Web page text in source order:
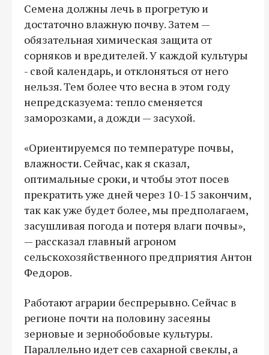
Семена должны лечь в прогретую и
достаточно влажную почву. Затем —
обязательная химическая защита от
сорняков и вредителей. У каждой культуры
- свой календарь, и отклоняться от него
нельзя. Тем более что весна в этом году
непредсказуема: тепло сменяется
заморозками, а дожди — засухой.
«Ориентируемся по температуре почвы,
влажности. Сейчас, как я сказал,
оптимальные сроки, и чтобы этот посев
прекратить уже дней через 10-15 закончим,
так как уже будет более, мы предполагаем,
засушливая погода и потеря влаги почвы»,
— рассказал главный агроном
сельскохозяйственного предприятия Антон
Федоров.
Работают аграрии беспрерывно. Сейчас в
регионе почти на половину засеяны
зерновые и зернобобовые культуры.
Параллельно идет сев сахарной свеклы, а